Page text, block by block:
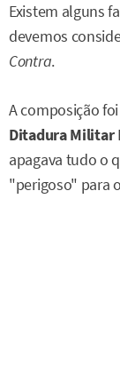
Existem alguns
devemos
Contra.
A composição
DitaduraMilitar
apagava tudo o
"perigoso" para